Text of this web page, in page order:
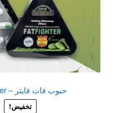
حبوب فات فايتر – fat fighter
تخفيض!